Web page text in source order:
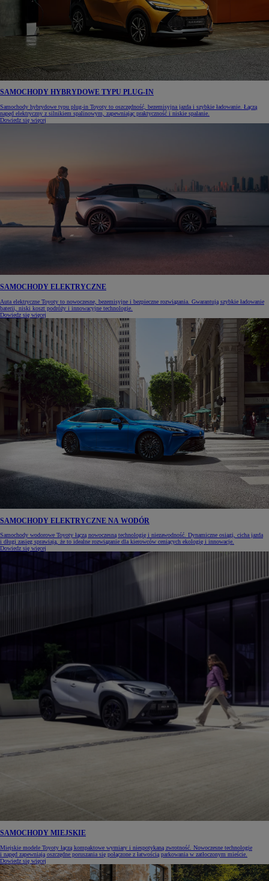
SAMOCHODY HYBRYDOWE TYPU PLUG-IN
Samochody hybrydowe typu plug-in Toyoty to oszczędność, bezemisyjna jazda i szybkie ładowanie. Łączą
napęd elektryczny z silnikiem spalinowym, zapewniając praktyczność i niskie spalanie.
Dowiedz się więcej
SAMOCHODY ELEKTRYCZNE
Auta elektryczne Toyoty to nowoczesne, bezemisyjne i bezpieczne rozwiązania. Gwarantują szybkie ładowanie
baterii, niski koszt podróży i innowacyjne technologie.
Dowiedz się więcej
SAMOCHODY ELEKTRYCZNE NA WODÓR
Samochody wodorowe Toyoty łączą nowoczesną technologię i niezawodność. Dynamiczne osiągi, cicha jazda
i długi zasięg sprawiają, że to idealne rozwiązanie dla kierowców ceniących ekologię i innowacje.
Dowiedz się więcej
SAMOCHODY MIEJSKIE
Miejskie modele Toyoty łączą kompaktowe wymiary i niespotykaną zwrotność. Nowoczesne technologie
i napęd zapewniają oszczędne poruszania się połączone z łatwością parkowania w zatłoczonym mieście.
Dowiedz się więcej